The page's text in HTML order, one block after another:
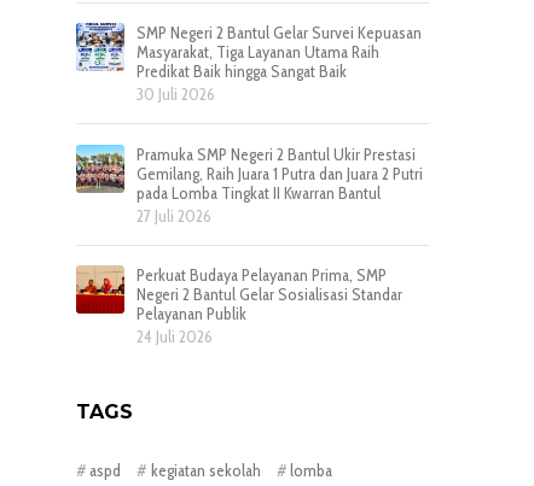
SMP Negeri 2 Bantul Gelar Survei Kepuasan
Masyarakat, Tiga Layanan Utama Raih
Predikat Baik hingga Sangat Baik
30 Juli 2026
Pramuka SMP Negeri 2 Bantul Ukir Prestasi
Gemilang, Raih Juara 1 Putra dan Juara 2 Putri
pada Lomba Tingkat II Kwarran Bantul
27 Juli 2026
Perkuat Budaya Pelayanan Prima, SMP
Negeri 2 Bantul Gelar Sosialisasi Standar
Pelayanan Publik
24 Juli 2026
TAGS
aspd kegiatan sekolah
lomba